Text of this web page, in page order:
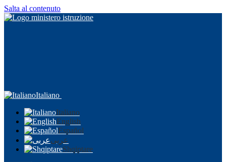
Salta al contenuto
Italiano
Italiano
English
Español
عربى
Shqiptare